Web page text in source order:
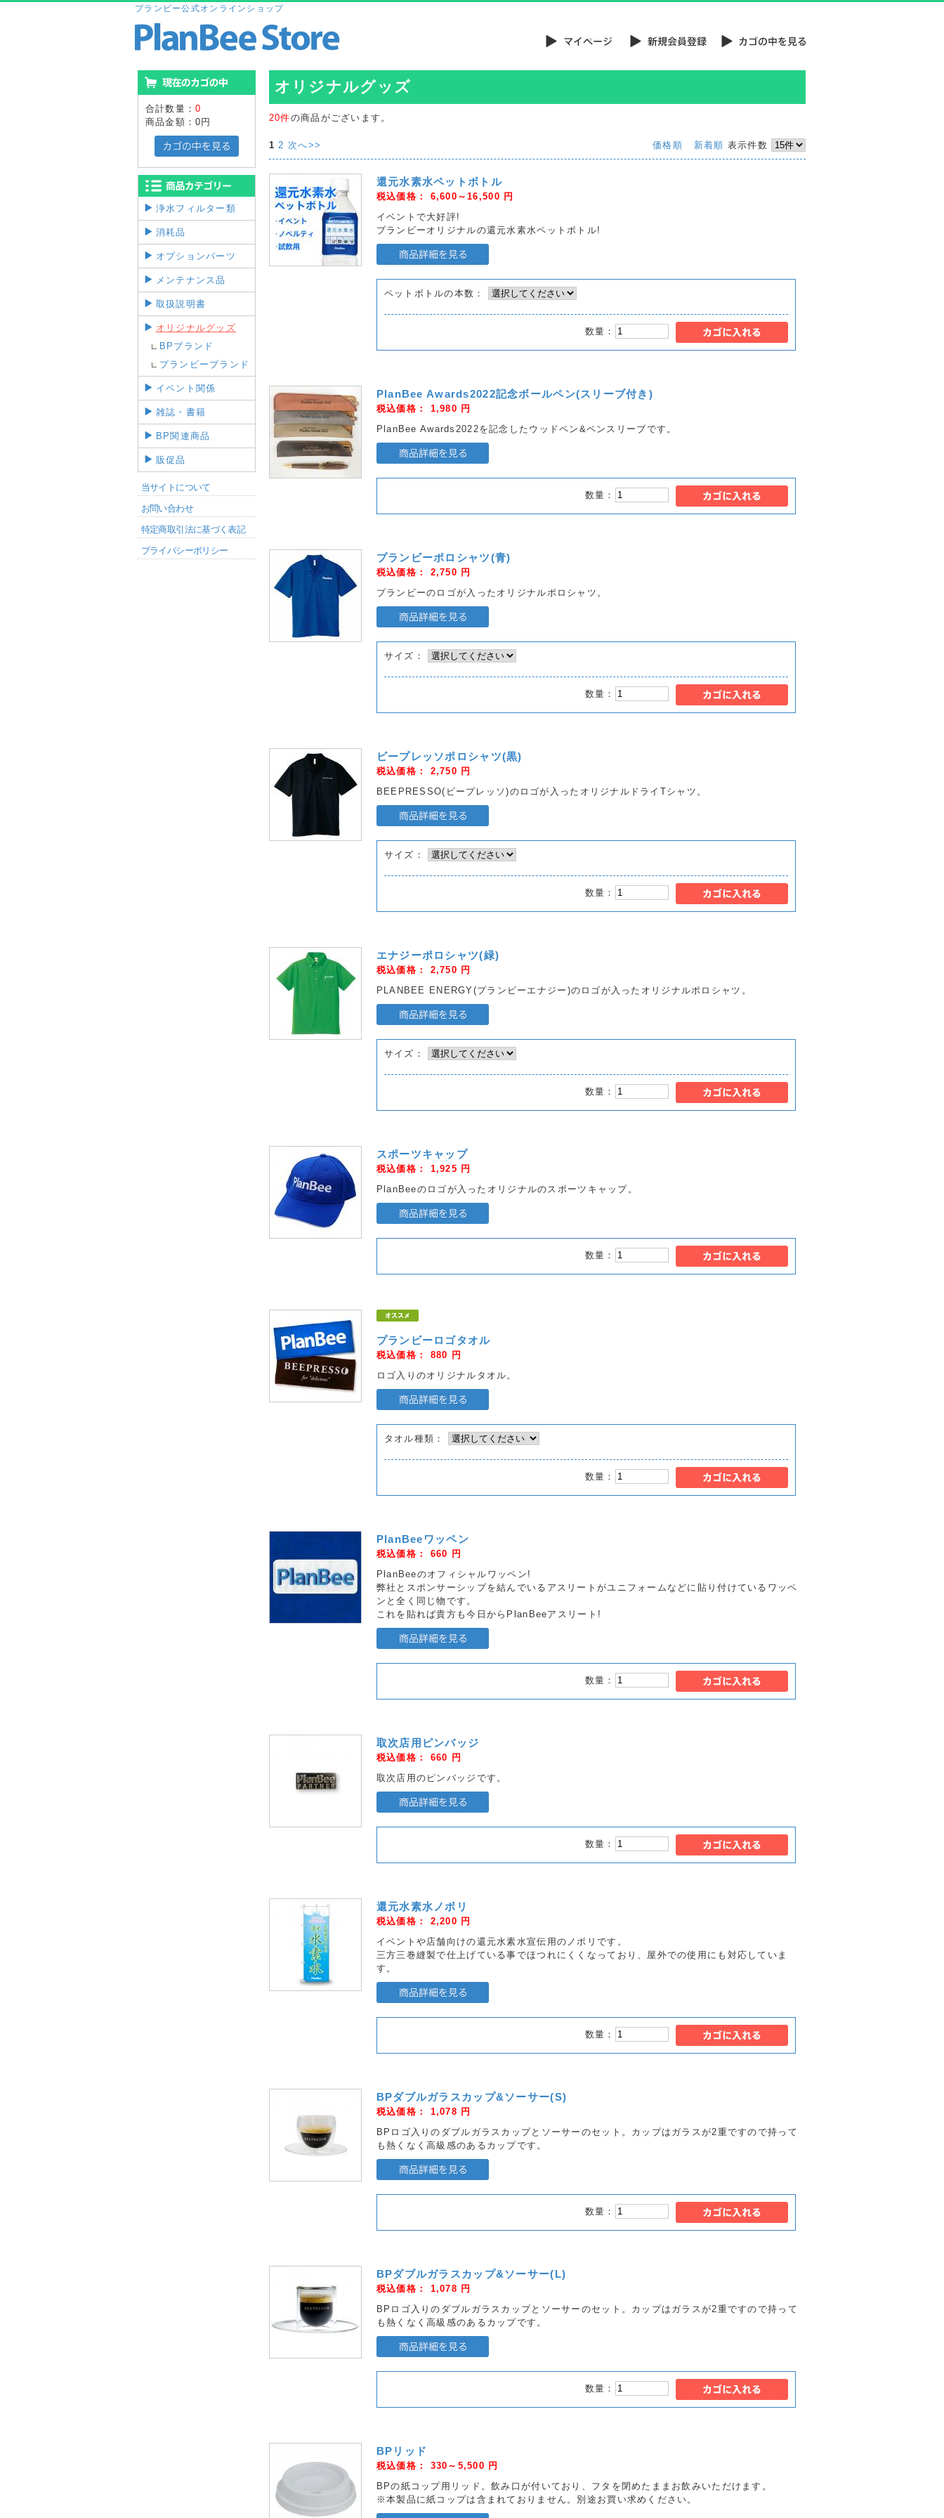
プランビー公式オンラインショップ
合計数量：0
商品金額：0円
浄水フィルター類
消耗品
オプションパーツ
メンテナンス品
取扱説明書
オリジナルグッズ
BPブランド
プランビーブランド
イベント関係
雑誌・書籍
BP関連商品
販促品
当サイトについて
お問い合わせ
特定商取引法に基づく表記
プライバシーポリシー
オリジナルグッズ
20件の商品がございます。
価格順 新着順 表示件数
1 2 次へ>>
還元水素水ペットボトル
税込価格： 6,600～16,500 円
イベントで大好評!
プランビーオリジナルの還元水素水ペットボトル!
ペットボトルの本数：
数量：
PlanBee Awards2022記念ボールペン(スリーブ付き)
税込価格： 1,980 円
PlanBee Awards2022を記念したウッドペン&ペンスリーブです。
数量：
プランビーポロシャツ(青)
税込価格： 2,750 円
プランビーのロゴが入ったオリジナルポロシャツ。
サイズ：
数量：
ビープレッソポロシャツ(黒)
税込価格： 2,750 円
BEEPRESSO(ビープレッソ)のロゴが入ったオリジナルドライTシャツ。
サイズ：
数量：
エナジーポロシャツ(緑)
税込価格： 2,750 円
PLANBEE ENERGY(プランビーエナジー)のロゴが入ったオリジナルポロシャツ。
サイズ：
数量：
スポーツキャップ
税込価格： 1,925 円
PlanBeeのロゴが入ったオリジナルのスポーツキャップ。
数量：
プランビーロゴタオル
税込価格： 880 円
ロゴ入りのオリジナルタオル。
タオル種類：
数量：
PlanBeeワッペン
税込価格： 660 円
PlanBeeのオフィシャルワッペン!
弊社とスポンサーシップを結んでいるアスリートがユニフォームなどに貼り付けているワッペ
ンと全く同じ物です。
これを貼れば貴方も今日からPlanBeeアスリート!
数量：
取次店用ピンバッジ
税込価格： 660 円
取次店用のピンバッジです。
数量：
還元水素水ノボリ
税込価格： 2,200 円
イベントや店舗向けの還元水素水宣伝用のノボリです。
三方三巻縫製で仕上げている事でほつれにくくなっており、屋外での使用にも対応していま
す。
数量：
BPダブルガラスカップ&ソーサー(S)
税込価格： 1,078 円
BPロゴ入りのダブルガラスカップとソーサーのセット。カップはガラスが2重ですので持って
も熱くなく高級感のあるカップです。
数量：
BPダブルガラスカップ&ソーサー(L)
税込価格： 1,078 円
BPロゴ入りのダブルガラスカップとソーサーのセット。カップはガラスが2重ですので持って
も熱くなく高級感のあるカップです。
数量：
BPリッド
税込価格： 330～5,500 円
BPの紙コップ用リッド。飲み口が付いており、フタを閉めたままお飲みいただけます。
※本製品に紙コップは含まれておりません。別途お買い求めください。